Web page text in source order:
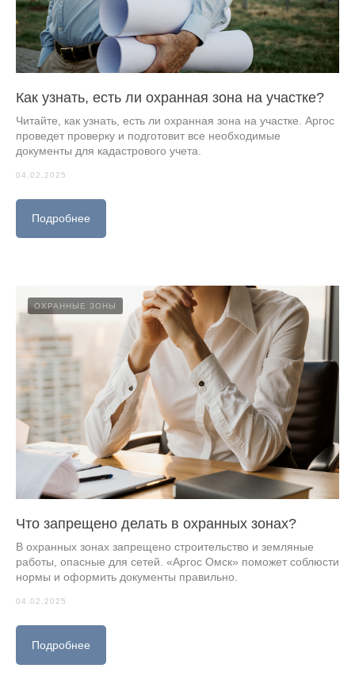
Как узнать, есть ли охранная зона на участке?
Читайте, как узнать, есть ли охранная зона на участке. Аргос
проведет проверку и подготовит все необходимые
документы для кадастрового учета.
04.02.2025
Подробнее
ОХРАННЫЕ ЗОНЫ
Что запрещено делать в охранных зонах?
В охранных зонах запрещено строительство и земляные
работы, опасные для сетей. «Аргос Омск» поможет соблюсти
нормы и оформить документы правильно.
04.02.2025
Подробнее